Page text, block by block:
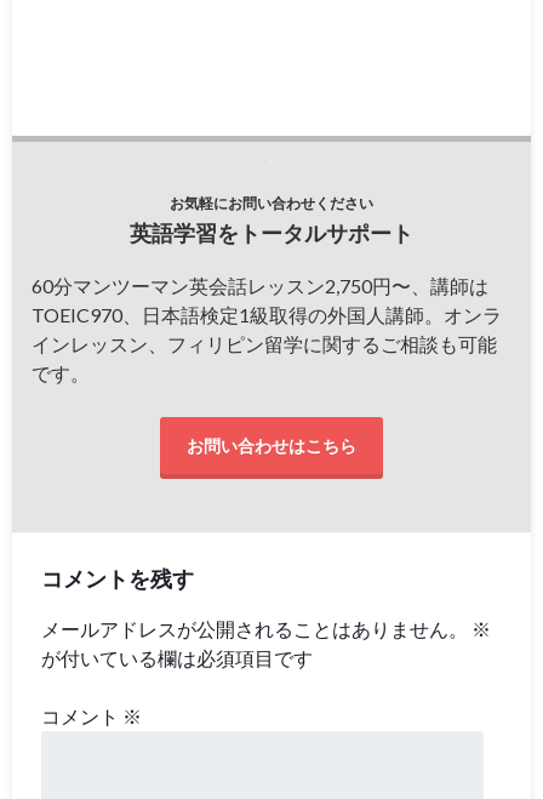
お気軽にお問い合わせください
英語学習をトータルサポート
60分マンツーマン英会話レッスン2,750円〜、講師は
TOEIC970、日本語検定1級取得の外国人講師。オンラ
インレッスン、フィリピン留学に関するご相談も可能
です。
お問い合わせはこちら
コメントを残す
メールアドレスが公開されることはありません。
※
が付いている欄は必須項目です
コメント ※